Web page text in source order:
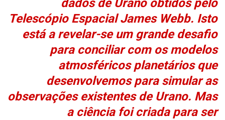
dados de Urano obtidos pelo
Telescópio Espacial James Webb. Isto
está a revelar-se um grande desafio
para conciliar com os modelos
atmosféricos planetários que
desenvolvemos para simular as
observações existentes de Urano. Mas
a ciência foi criada para ser